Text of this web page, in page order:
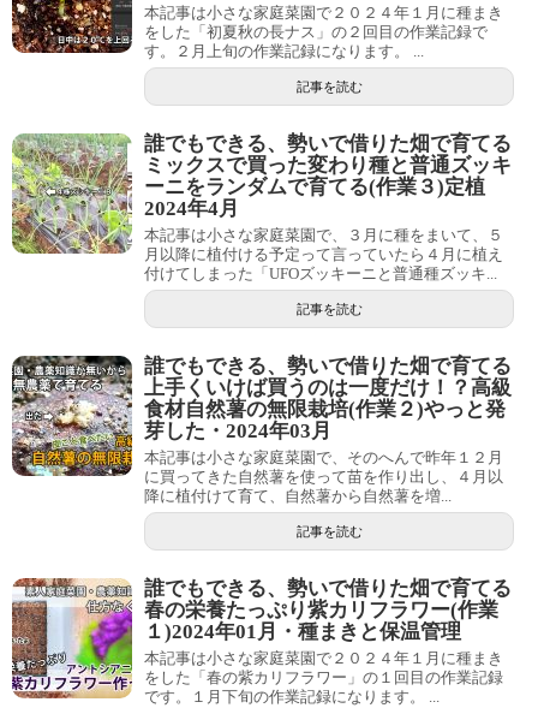
本記事は小さな家庭菜園で２０２４年１月に種まき
をした「初夏秋の長ナス」の２回目の作業記録で
す。２月上旬の作業記録になります。 ...
記事を読む
誰でもできる、勢いで借りた畑で育てる
ミックスで買った変わり種と普通ズッキ
ーニをランダムで育てる(作業３)定植
2024年4月
本記事は小さな家庭菜園で、３月に種をまいて、５
月以降に植付ける予定って言っていたら４月に植え
付けてしまった「UFOズッキーニと普通種ズッキ...
記事を読む
誰でもできる、勢いで借りた畑で育てる
上手くいけば買うのは一度だけ！？高級
食材自然薯の無限栽培(作業２)やっと発
芽した・2024年03月
本記事は小さな家庭菜園で、そのへんで昨年１２月
に買ってきた自然薯を使って苗を作り出し、４月以
降に植付けて育て、自然薯から自然薯を増...
記事を読む
誰でもできる、勢いで借りた畑で育てる
春の栄養たっぷり紫カリフラワー(作業
１)2024年01月・種まきと保温管理
本記事は小さな家庭菜園で２０２４年１月に種まき
をした「春の紫カリフラワー」の１回目の作業記録
です。１月下旬の作業記録になります。 ...